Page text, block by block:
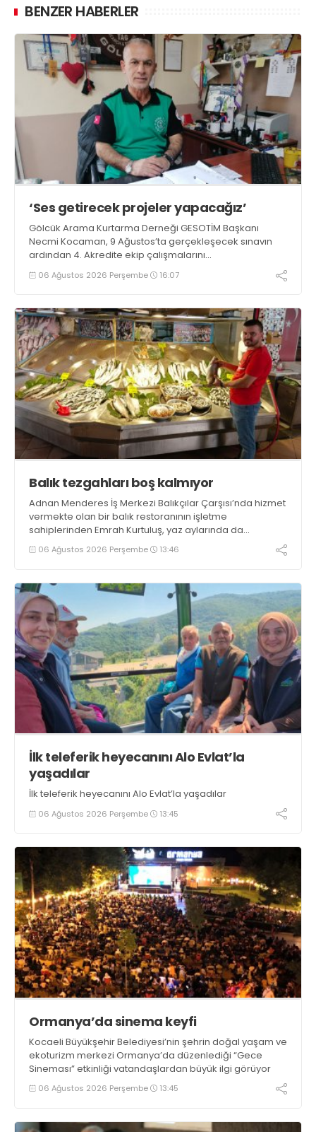
BENZER HABERLER
‘Ses getirecek projeler yapacağız’
Gölcük Arama Kurtarma Derneği GESOTİM Başkanı
Necmi Kocaman, 9 Ağustos’ta gerçekleşecek sınavın
ardından 4. Akredite ekip çalışmalarını
tamamlayacaklarını ifade ederek açıklamalarda
bulundu. Kocaman, “Gölcük’te ve Kocaeli genelinde ses
06 Ağustos 2026 Perşembe 16:07
Balık tezgahları boş kalmıyor
Adnan Menderes İş Merkezi Balıkçılar Çarşısı’nda hizmet
vermekte olan bir balık restoranının işletme
sahiplerinden Emrah Kurtuluş, yaz aylarında da
tezgahlarda taze balık bulunduğunu ifade ederek “Yıl
boyunca tezgahlarda taze balık bulmak mümkün
06 Ağustos 2026 Perşembe 13:46
İlk teleferik heyecanını Alo Evlat’la
yaşadılar
İlk teleferik heyecanını Alo Evlat’la yaşadılar
06 Ağustos 2026 Perşembe 13:45
Ormanya’da sinema keyfi
Kocaeli Büyükşehir Belediyesi’nin şehrin doğal yaşam ve
ekoturizm merkezi Ormanya’da düzenlediği “Gece
Sineması” etkinliği vatandaşlardan büyük ilgi görüyor
06 Ağustos 2026 Perşembe 13:45